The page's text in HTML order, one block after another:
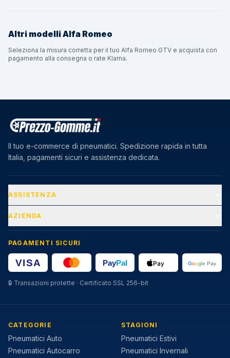
Altri modelliAlfa Romeo
Seleziona la misura corretta per il tuo Alfa Romeo GTV e acquista con
pagamento alla consegna o rate Klarna.
Il tuo e-commerce di pneumatici. Spedizione rapida in tutta
Italia, pagamenti sicuri e assistenza dedicata.
ASSISTENZA
AZIENDA
PAGAMENTI SICURI
🔒 Transazioni protette · Certificato SSL 256-bit
CATEGORIE
Pneumatici Auto
Pneumatici Autocarro
STAGIONI
Pneumatici Estivi
Pneumatici Invernali